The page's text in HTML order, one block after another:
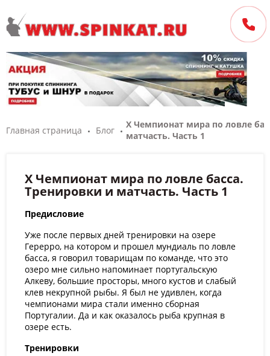
Главная страница Блог
X Чемпионат мира по ловле
матчасть. Часть 1
X Чемпионат мира по ловле басса.
Тренировки и матчасть. Часть 1
Предисловие
Уже после первых дней тренировки на озере
Герерро, на котором и прошел мундиаль по ловле
басса, я говорил товарищам по команде, что это
озеро мне сильно напоминает португальскую
Алкеву, большие просторы, много кустов и слабый
клев некрупной рыбы. Я был не удивлен, когда
чемпионами мира стали именно сборная
Португалии. Да и как оказалось рыба крупная в
озере есть.
Тренировки